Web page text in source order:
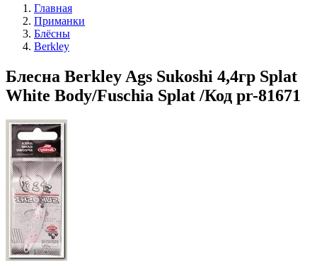
Главная
Приманки
Блёсны
Berkley
Блесна Berkley Ags Sukoshi 4,4гр Splat
White Body/Fuschia Splat /Код pr-81671